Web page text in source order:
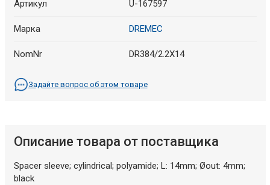
Артикул U-167597
Марка DREMEC
NomNr DR384/2.2X14
Задайте вопрос об этом товаре
Описание товара от поставщика
Spacer sleeve; cylindrical; polyamide; L: 14mm; Øout: 4mm;
black